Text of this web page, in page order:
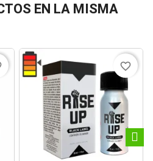
EN LA MISMA
favorite_border